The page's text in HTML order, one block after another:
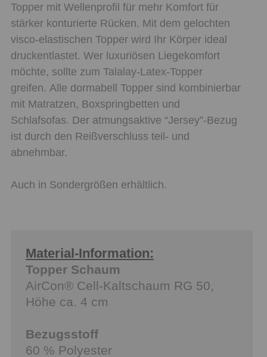
Topper mit Wellenprofil für mehr Komfort für
stärker konturierte Rücken. Mit dem gelochten
visco-elastischen Topper wird Ihr Körper ideal
druckentlastet. Wer luxuriösen Liegekomfort
möchte, sollte zum Talalay-Latex-Topper
greifen. Alle dormabell Topper sind kombinierbar
mit Matratzen, Boxspringbetten und
Schlafsofas. Der atmungsaktive “Jersey”-Bezug
ist durch den Reißverschluss teil- und
abnehmbar.
Auch in Sondergrößen erhältlich.
Material-Information:
Topper Schaum
AirCon® Cell-Kaltschaum RG 50,
Höhe ca. 4 cm
Bezugsstoff
60 % Polyester